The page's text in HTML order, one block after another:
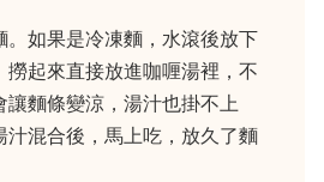
。如果是冷凍麵，水滾後放下
撈起來直接放進咖喱湯裡，不
麵條變涼，湯汁也掛不上
汁混合後，馬上吃，放久了麵